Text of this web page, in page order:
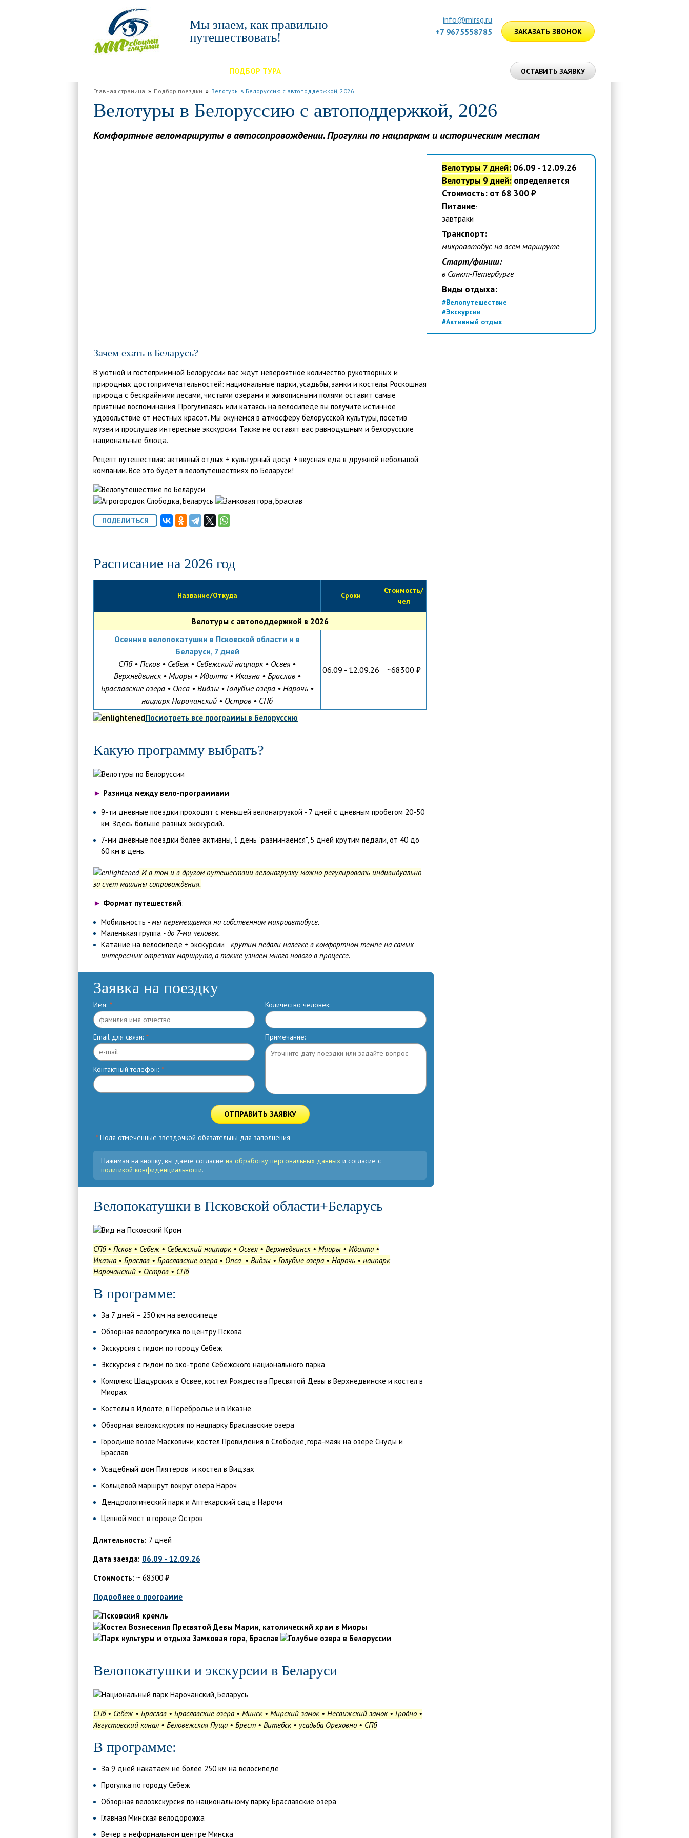
Мы знаем, как правильно
путешествовать!
info@mirsg.ru
+7 9675558785
ЗАКАЗАТЬ ЗВОНОК
ПОДБОР ТУРА ОСТАВИТЬ ЗАЯВКУ
Главная страница Подбор поездки Велотуры в Белоруссию с автоподдержкой, 2026
Велотуры в Белоруссию с автоподдержкой, 2026
Комфортные веломаршруты в автосопровождении. Прогулки по нацпаркам и историческим местам
Велотуры 7 дней: 06.09 - 12.09.26
Велотуры 9 дней: определяется
Стоимость: от 68 300 ₽
Питание:
завтраки
Транспорт:
микроавтобус на всем маршруте
Старт/финиш:
в Санкт-Петербурге
Виды отдыха:
#Велопутешествие
#Экскурсии
#Активный отдых
Зачем ехать в Беларусь?
В уютной и гостеприимной Белоруссии вас ждут невероятное количество рукотворных и
природных достопримечательностей: национальные парки, усадьбы, замки и костелы. Роскошная
природа с бескрайними лесами, чистыми озерами и живописными полями оставит самые
приятные воспоминания. Прогуливаясь или катаясь на велосипеде вы получите истинное
удовольствие от местных красот. Мы окунемся в атмосферу белорусской культуры, посетив
музеи и прослушав интересные экскурсии. Также не оставят вас равнодушным и белорусские
национальные блюда.
Рецепт путешествия: активный отдых + культурный досуг + вкусная еда в дружной небольшой
компании. Все это будет в велопутешествиях по Беларуси!
Расписание на 2026 год
Название/Откуда Сроки
Стоимость/
чел
Велотуры с автоподдержкой в 2026
Осенние велопокатушки в Псковской области и в
Беларуси, 7 дней
СПб • Псков • Себеж • Себежский нацпарк • Освея •
Верхнедвинск • Миоры • Идолта • Иказна • Браслав •
Браславские озера • Опса • Видзы • Голубые озера • Нарочь •
нацпарк Нарочанский • Остров • СПб
06.09 - 12.09.26 ~68300 ₽
Посмотреть все программы в Белоруссию
Какую программу выбрать?
► Разница между вело-программами
9-ти дневные поездки проходят с меньшей велонагрузкой - 7 дней с дневным пробегом 20-50
км. Здесь больше разных экскурсий.
7-ми дневные поездки более активны, 1 день "разминаемся", 5 дней крутим педали, от 40 до
60 км в день.
И в том и в другом путешествии велонагрузку можно регулировать индивидуально
за счет машины сопровождения.
► Формат путешествий:
Мобильность - мы перемещаемся на собственном микроавтобусе.
Маленькая группа - до 7-ми человек.
Катание на велосипеде + экскурсии - крутим педали налегке в комфортном темпе на самых
интересных отрезках маршрута, а также узнаем много нового в процессе.
Заявка на поездку
Имя: *
Email для связи: *
Контактный телефон: *
Количество человек:
Примечание:
ОТПРАВИТЬ ЗАЯВКУ
*Поля отмеченные звёздочкой обязательны для заполнения
Нажимая на кнопку, вы даете согласие на обработку персональных данных и согласие с
политикой конфиденциальности.
Велопокатушки в Псковской области+Беларусь
СПб • Псков • Себеж • Себежский нацпарк • Освея • Верхнедвинск • Миоры • Идолта •
Иказна • Браслав • Браславские озера • Опса • Видзы • Голубые озера • Нарочь • нацпарк
Нарочанский • Остров • СПб
В программе:
За 7 дней – 250 км на велосипеде
Обзорная велопрогулка по центру Пскова
Экскурсия с гидом по городу Себеж
Экскурсия с гидом по эко-тропе Себежского национального парка
Комплекс Шадурских в Освее, костел Рождества Пресвятой Девы в Верхнедвинске и костел в
Миорах
Костелы в Идолте, в Перебродье и в Иказне
Обзорная велоэкскурсия по нацпарку Браславские озера
Городище возле Масковичи, костел Провидения в Слободке, гора-маяк на озере Снуды и
Браслав
Усадебный дом Плятеров и костел в Видзах
Кольцевой маршрут вокруг озера Нароч
Дендрологический парк и Аптекарский сад в Нарочи
Цепной мост в городе Остров
Длительность: 7 дней
Дата заезда: 06.09 - 12.09.26
Стоимость: ~ 68300 ₽
Подробнее о программе
Велопокатушки и экскурсии в Беларуси
СПб • Себеж • Браслав • Браславские озера • Минск • Мирский замок • Несвижский замок • Гродно •
Августовский канал • Беловежская Пуща • Брест • Витебск • усадьба Ореховно • СПб
В программе:
За 9 дней накатаем не более 250 км на велосипеде
Прогулка по городу Себеж
Обзорная велоэкскурсия по национальному парку Браславские озера
Главная Минская велодорожка
Вечер в неформальном центре Минска